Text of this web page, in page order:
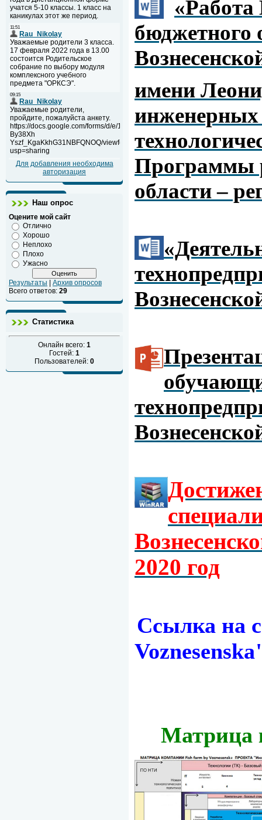
Для добавления необходима
авторизация
Наш опрос
Оцените мой сайт
Отлично
Хорошо
Неплохо
Плохо
Ужасно
Результаты
Архив опросов
Всего ответов: 29
Статистика
Онлайн всего: 1
Гостей: 1
Пользователей: 0
бюджетного
имени
инженерных
Программы
области –
2020 год
Ccылка на
Матрица